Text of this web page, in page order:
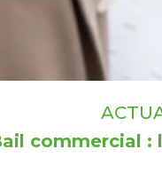
commercial :